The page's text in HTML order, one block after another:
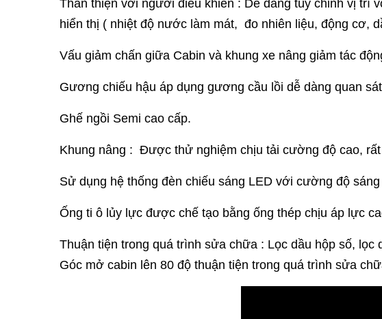
Thân thiện với người điều khiển : Dễ dàng tùy chỉnh vị trí
hiển thị ( nhiệt độ nước làm mát, đo nhiên liệu, động cơ,
Vấu giảm chấn giữa Cabin và khung xe nâng giảm tác
Gương chiếu hậu áp dụng gương cầu lồi dễ dàng quan
Ghế ngồi Semi cao cấp.
Khung nâng : Được thử nghiệm chịu tải cường độ cao,
Sử dụng hệ thống đèn chiếu sáng LED với cường độ
Ống ti ô lủy lực được chế tạo bằng ống thép chịu áp lực
Thuận tiện trong quá trình sửa chữa : Lọc dầu hộp số,
Góc mở cabin lên 80 độ thuận tiện trong quá trình sửa